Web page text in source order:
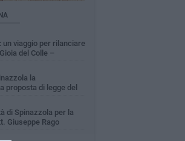
un viaggio per rilanciare
del Colle –
la
proposta di legge del
di Spinazzola per la
Giuseppe Rago